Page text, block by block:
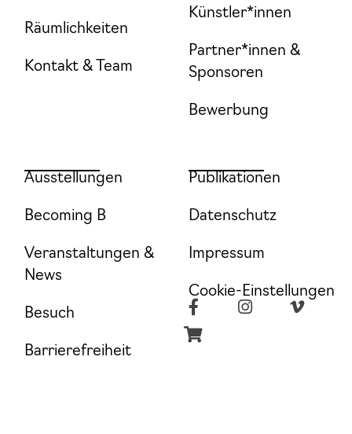
Räumlichkeiten
Kontakt & Team
Künstler*innen
Partner*innen &
Sponsoren
Bewerbung
Ausstellungen
Becoming B
Veranstaltungen &
News
Besuch
Barrierefreiheit
Publikationen
Datenschutz
Impressum
Cookie-Einstellungen